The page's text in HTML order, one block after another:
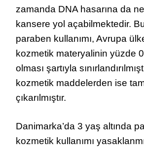
zamanda DNA hasarına da
kansere yol açabilmektedir.
paraben kullanımı, Avrupa
kozmetik materyalinin yüzde
olması şartıyla
kozmetik maddelerden ise
çıkarılmıştır.
Danimarka’da 3 yaş altında
kozmetik kullanımı